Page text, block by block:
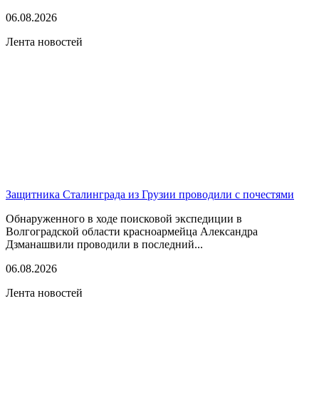
06.08.2026
Лента новостей
Защитника Сталинграда из Грузии проводили с почестями
Обнаруженного в ходе поисковой экспедиции в
Волгоградской области красноармейца Александра
Дзманашвили проводили в последний...
06.08.2026
Лента новостей